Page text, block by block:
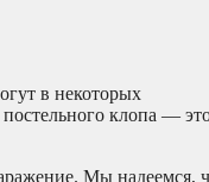
в некоторых
клопа —
Мы надеемся,